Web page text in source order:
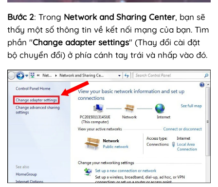
Bước 2: Trong Network and Sharing Center, bạn sẽ
thấy một số thông tin về kết nối mạng của bạn. Tìm
phần "Change adapter settings" (Thay đổi cài đặt
bộ chuyển đổi) ở phía cánh tay trái và nhấp vào đó.